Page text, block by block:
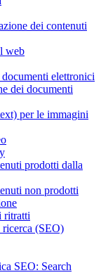
dei contenuti
web
elettronici
dei documenti
per le immagini
prodotti dalla
non prodotti
ritratti
(SEO)
SEO: Search